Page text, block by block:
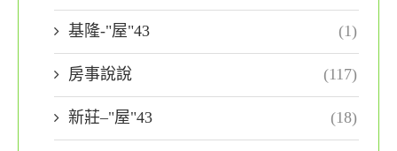
基隆-"屋"43 (1)
房事說說 (117)
新莊–"屋"43 (18)